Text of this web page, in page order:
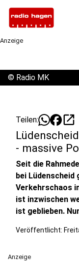
Anzeige
© Radio MK
Teilen: open_in_new
- massive
Seit die
bei
Verkehrschaos
ist inzwischen
ist geblieben.
Veröffentlicht:
Anzeige